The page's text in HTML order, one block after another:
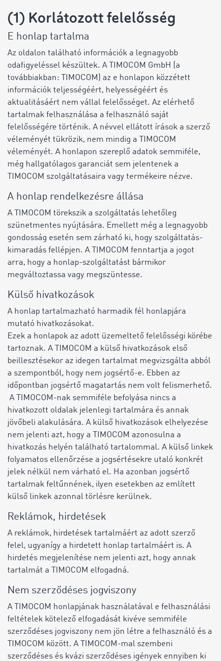
(1) Korlátozott felelősség
E honlap tartalma
Az oldalon található információk a legnagyobb
odafigyeléssel készültek. A TIMOCOM GmbH (a
továbbiakban: TIMOCOM) az e honlapon közzétett
információk teljességéért, helyességéért és
aktualitásáért nem vállal felelősséget. Az elérhető
tartalmak felhasználása a felhasználó saját
felelősségére történik. A névvel ellátott írások a szerző
véleményét tükrözik, nem mindig a TIMOCOM
véleményét. A honlapon szereplő adatok semmiféle,
még hallgatólagos garanciát sem jelentenek a
TIMOCOM szolgáltatásaira vagy termékeire nézve.
A honlap rendelkezésre állása
A TIMOCOM törekszik a szolgáltatás lehetőleg
szünetmentes nyújtására. Emellett még a legnagyobb
gondosság esetén sem zárható ki, hogy szolgáltatás-
kimaradás fellépjen. A TIMOCOM fenntartja a jogot
arra, hogy a honlap-szolgáltatást bármikor
megváltoztassa vagy megszüntesse.
Külső hivatkozások
A honlap tartalmazható harmadik fél honlapjára
mutató hivatkozásokat.
Ezek a honlapok az adott üzemeltető felelősségi körébe
tartoznak. A TIMOCOM a külső hivatkozások első
beillesztésekor az idegen tartalmat megvizsgálta abból
a szempontból, hogy nem jogsértő-e. Ebben az
időpontban jogsértő magatartás nem volt felismerhető.
A TIMOCOM-nak semmiféle befolyása nincs a
hivatkozott oldalak jelenlegi tartalmára és annak
jövőbeli alakulására. A külső hivatkozások elhelyezése
nem jelenti azt, hogy a TIMOCOM azonosulna a
hivatkozás helyén található tartalommal. A külső linkek
folyamatos ellenőrzése a jogsértésekre utaló konkrét
jelek nélkül nem várható el. Ha azonban jogsértő
tartalmak feltűnnének, ilyen esetekben az említett
külső linkek azonnal törlésre kerülnek.
Reklámok, hirdetések
A reklámok, hirdetések tartalmáért az adott szerző
felel, ugyanígy a hirdetett honlap tartalmáért is. A
hirdetés megjelenítése nem jelenti azt, hogy annak
tartalmát a TIMOCOM elfogadná.
Nem szerződéses jogviszony
A TIMOCOM honlapjának használatával e felhasználási
feltételek kötelező elfogadását kivéve semmiféle
szerződéses jogviszony nem jön létre a felhasználó és a
TIMOCOM között. A TIMOCOM-mal szembeni
szerződéses és kvázi szerződéses igények ennyiben ki